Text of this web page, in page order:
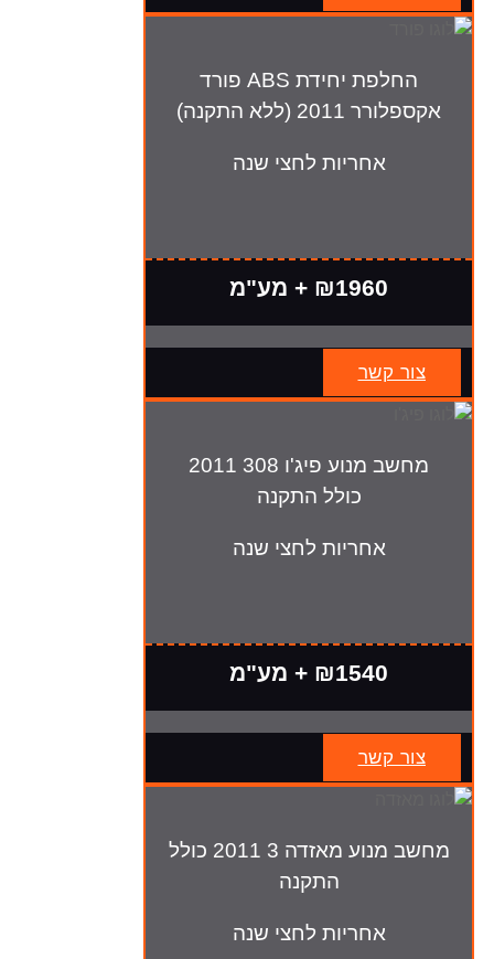
החלפת יחידת ABS פורד
אקספלורר 2011 (ללא התקנה)
אחריות לחצי שנה
₪1960 + מע"מ
צור קשר
מחשב מנוע פיג'ו 308 2011
כולל התקנה
אחריות לחצי שנה
₪1540 + מע"מ
צור קשר
מחשב מנוע מאזדה 3 2011 כולל
התקנה
אחריות לחצי שנה